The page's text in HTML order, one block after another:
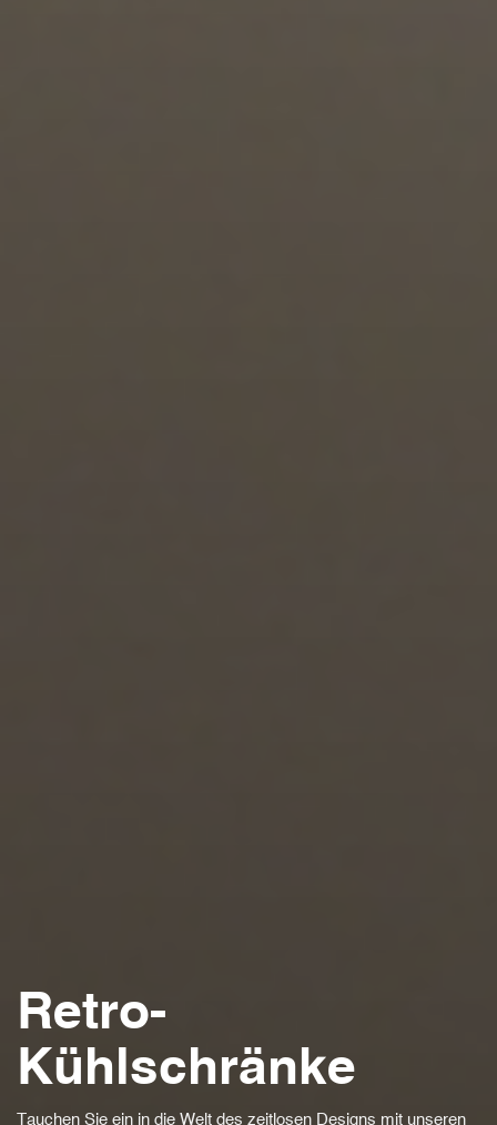
Retro-
Kühlschränke
Tauchen Sie ein in die Welt des zeitlosen Designs mit unseren